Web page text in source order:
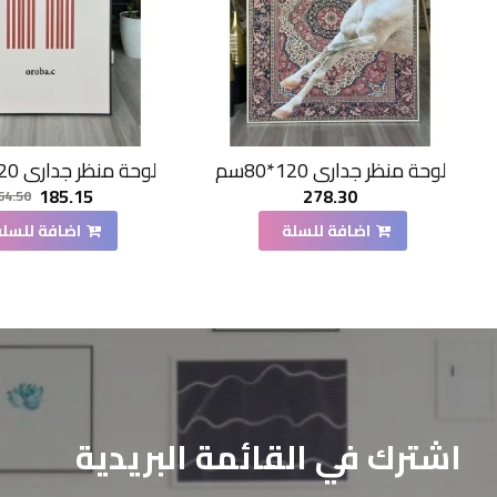
لوحة منظر جداري 120*80سم
278.30
اضافة للسلة
لوحة منظر جداري 120*80سم
185.15
اضافة
اشترك في القائمة البريدية